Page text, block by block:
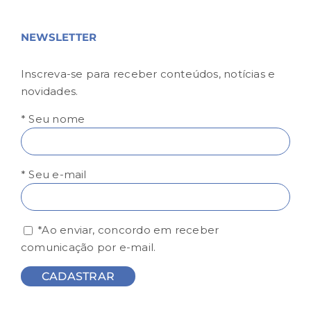
NEWSLETTER
Inscreva-se para receber conteúdos, notícias e
novidades.
* Seu nome
* Seu e-mail
*Ao enviar, concordo em receber
comunicação por e-mail.